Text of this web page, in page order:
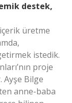
destek,
üretme
istedik.
proje
Bilge
anne-baba